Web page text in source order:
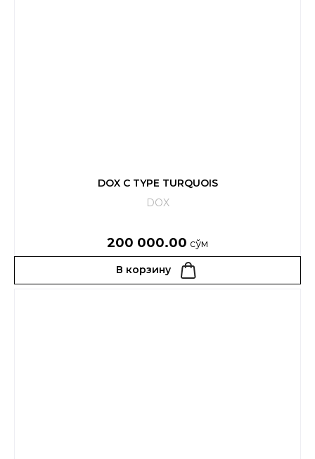
DOX C TYPE TURQUOIS
DOX
200 000.00 сўм
В корзину